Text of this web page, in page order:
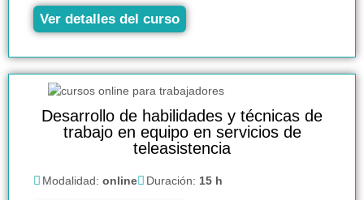
Ver detalles del curso
Desarrollo de habilidades y técnicas de
trabajo en equipo en servicios de
teleasistencia
Modalidad: online Duración: 15 h